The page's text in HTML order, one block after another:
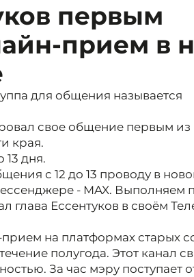
первым
прием в
для общения называется
свое общение первым из
края.
13 дня.
с 12 до 13 проводу в
- MAX. Выполняем
глава Ессентуков в своём
на платформах старых
полугода. Этот канал
За час мэру поступает